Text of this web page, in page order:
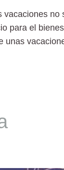
para el